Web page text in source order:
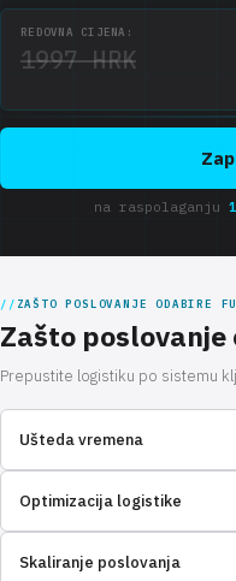
REDOVNA CIJENA:
1997 HRK
na raspolaganju
ZAŠTO POSLOVANJE ODABIRE
Zašto
Prepustite logistiku po sistemu
Ušteda vremena
razvoj poslovanja.
Optimizacija logistike
uhodanom sustavu.
Skaliranje poslovanja